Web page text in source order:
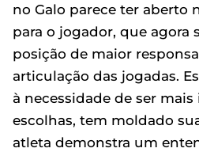
no Galo parece ter aberto
para o jogador, que agora
posição de maior
articulação das jogadas.
à necessidade de ser
escolhas, tem moldado
atleta demonstra um